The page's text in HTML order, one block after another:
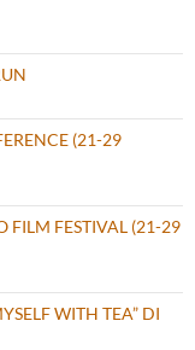
(21-29
FILM FESTIVAL (21-29
WITH TEA” DI